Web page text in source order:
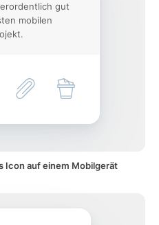
gut
mobilen
Icon auf einem Mobilgerät